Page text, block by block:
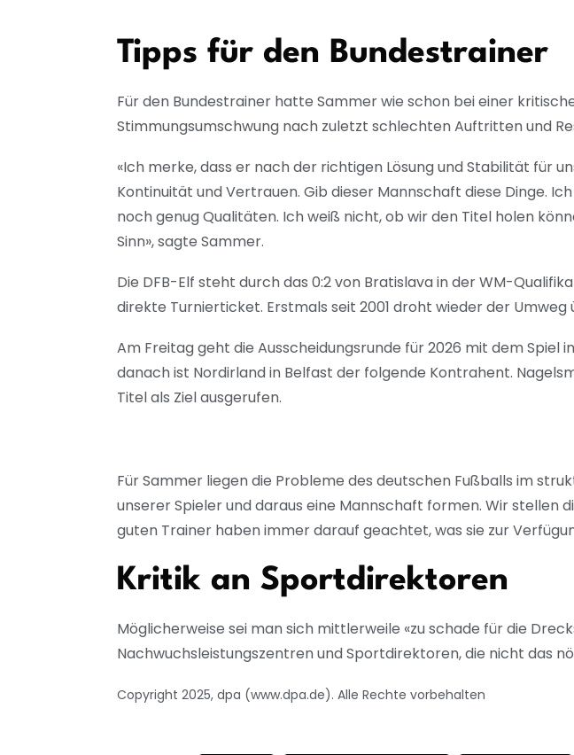
Tipps für den Bundestrainer
Für den Bundestrainer hatte Sammer wie schon bei einer
Stimmungsumschwung nach zuletzt schlechten Auftritten und
«Ich merke, dass er nach der richtigen Lösung und Stabilität für
Kontinuität und Vertrauen. Gib dieser Mannschaft diese Dinge.
noch genug Qualitäten. Ich weiß nicht, ob wir den Titel holen
Sinn», sagte Sammer.
Die DFB-Elf steht durch das 0:2 von Bratislava in der WM-
direkte Turnierticket. Erstmals seit 2001 droht wieder der Umweg
Am Freitag geht die Ausscheidungsrunde für 2026 mit dem Spiel
danach ist Nordirland in Belfast der folgende Kontrahent.
Titel als Ziel ausgerufen.
Für Sammer liegen die Probleme des deutschen Fußballs im
unserer Spieler und daraus eine Mannschaft formen. Wir stellen
guten Trainer haben immer darauf geachtet, was sie zur
Kritik an Sportdirektoren
Möglicherweise sei man sich mittlerweile «zu schade für die
Nachwuchsleistungszentren und Sportdirektoren, die nicht das
Copyright 2025, dpa (www.dpa.de). Alle Rechte vorbehalten